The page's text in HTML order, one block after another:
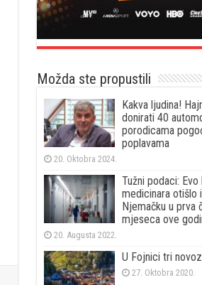
Možda ste propustili
Kakva ljudina!
donirati 40
porodicama
poplavama
20. Oktobra 2024.
Tužni podaci:
medicinara otišlo
Njemačku u prva
mjeseca ove
20. Augusta 2022.
U Fojnici tri
27. Oktobra 2020.